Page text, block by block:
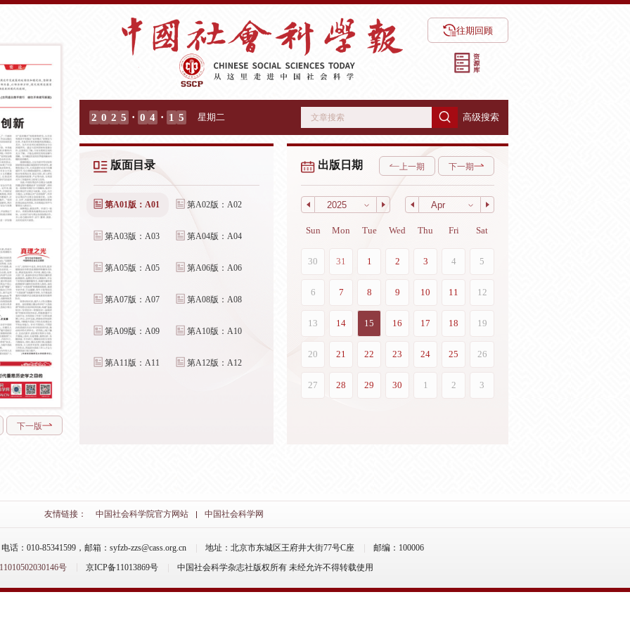
下一版
往期回顾
2 0 2 5 · 0 4 · 1 5 星期二 高级搜索
版面目录
第A01版：A01 第A02版：A02
第A03版：A03 第A04版：A04
第A05版：A05 第A06版：A06
第A07版：A07 第A08版：A08
第A09版：A09 第A10版：A10
第A11版：A11 第A12版：A12
出版日期 上一期 下一期
友情链接： 中国社会科学院官方网站 中国社会科学网
：010-85341599，邮箱：syfzb-zzs@cass.org.cn 地址：北京市东城区王府井大街77号C座
邮编：100006
号
京ICP备11013869号 中国社会科学杂志社版权所有 未经允许不得转载使用